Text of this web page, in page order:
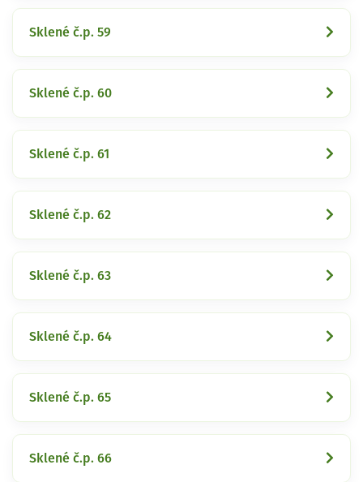
Sklené č.p. 59
Sklené č.p. 60
Sklené č.p. 61
Sklené č.p. 62
Sklené č.p. 63
Sklené č.p. 64
Sklené č.p. 65
Sklené č.p. 66